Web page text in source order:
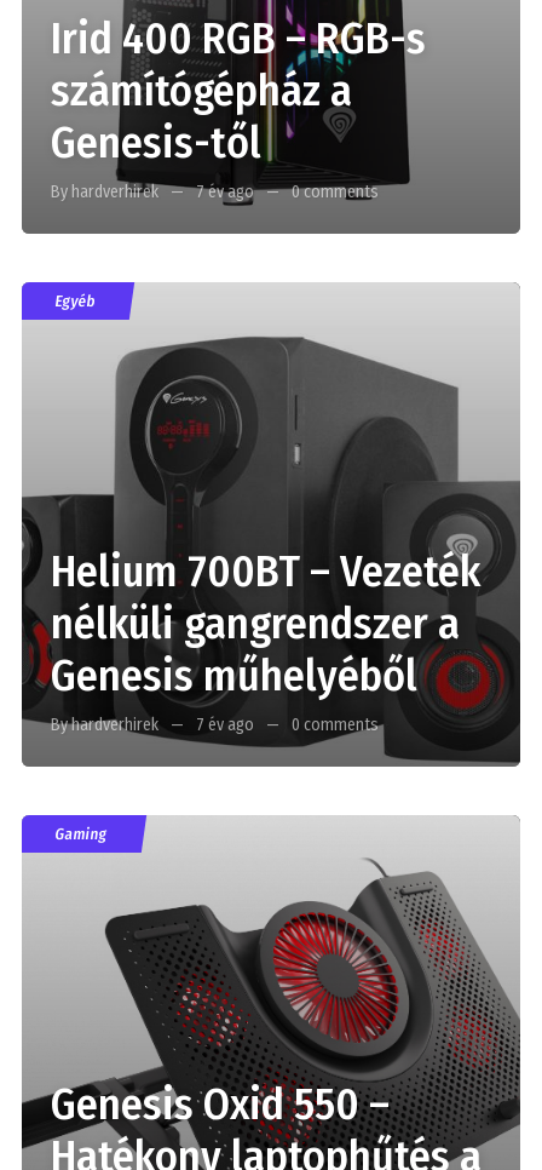
Irid 400 RGB – RGB-s
számítógépház a
Genesis-től
By hardverhirek 7 év ago 0 comments
Egyéb
Helium 700BT – Vezeték
nélküli gangrendszer a
Genesis műhelyéből
By hardverhirek 7 év ago 0 comments
Gaming
Genesis Oxid 550 –
Hatékony laptophűtés a